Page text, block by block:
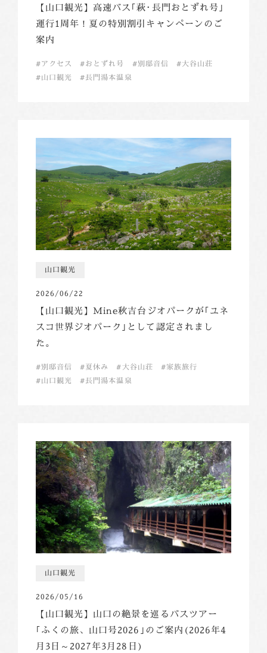
【山口観光】高速バス｢萩･長門おとずれ号｣
運行1周年！夏の特別割引キャンペーンのご
案内
アクセス おとずれ号 別邸音信
大谷山荘
山口観光
長門湯本温泉
山口観光
2026/06/22
【山口観光】Mine秋吉台ジオパークが｢ユネ
スコ世界ジオパーク｣として認定されまし
た。
別邸音信 夏休み 大谷山荘
家族旅行
山口観光
長門湯本温泉
山口観光
2026/05/16
【山口観光】山口の絶景を巡るバスツアー
｢ふくの旅、山口号2026｣のご案内(2026年4
月3日～2027年3月28日)